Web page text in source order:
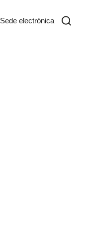
Sede electrónica